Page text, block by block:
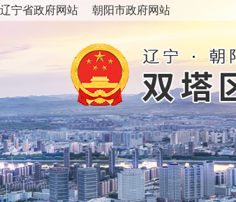
辽宁省政府网站 朝阳市政府网站